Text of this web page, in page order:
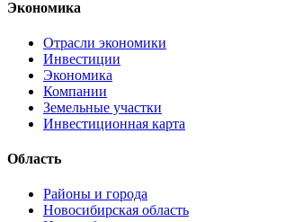
Экономика
Отрасли экономики
Инвестиции
Экономика
Компании
Земельные участки
Инвестиционная карта
Область
Районы и города
Новосибирская область